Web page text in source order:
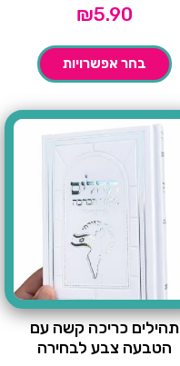
₪5.90
בחר אפשרויות
תהילים כריכה קשה עם
הטבעה צבע לבחירה